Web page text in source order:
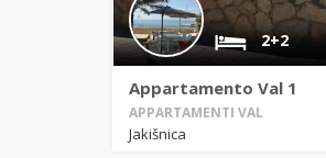
2+2
Appartamento Val 1
APPARTAMENTI VAL
Jakišnica